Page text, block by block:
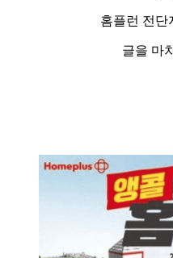
홈플런 전단
글을 마